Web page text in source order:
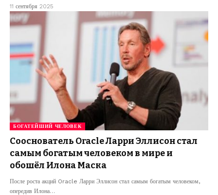
11 сентября 2025
БОГАТЕЙШИЙ ЧЕЛОВЕК
Сооснователь Oracle Ларри Эллисон стал
самым богатым человеком в мире и
обошёл Илона Маска
После роста акций Oracle Ларри Эллисон стал самым богатым человеком,
опередив Илона…